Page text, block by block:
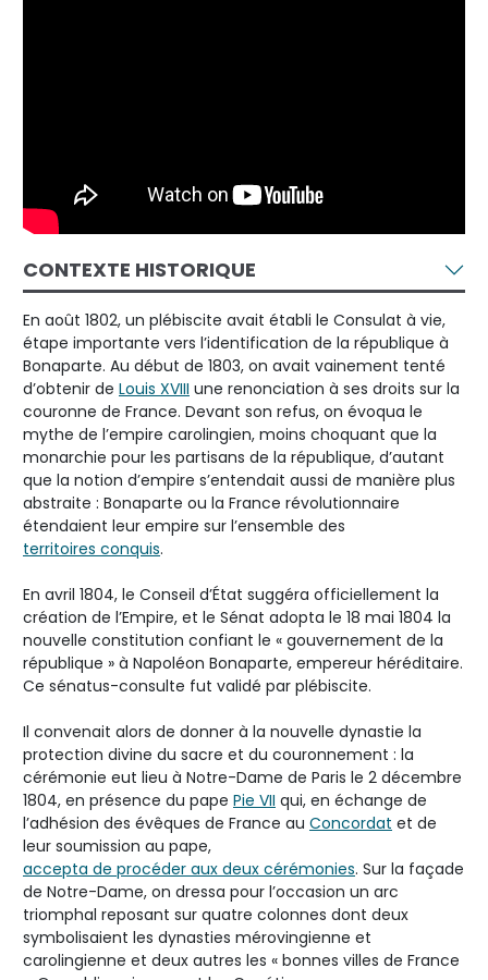
CONTEXTE HISTORIQUE
En août 1802, un plébiscite avait établi le Consulat à vie,
étape importante vers l’identification de la république à
Bonaparte. Au début de 1803, on avait vainement tenté
d’obtenir de Louis XVIII une renonciation à ses droits sur la
couronne de France. Devant son refus, on évoqua le
mythe de l’empire carolingien, moins choquant que la
monarchie pour les partisans de la république, d’autant
que la notion d’empire s’entendait aussi de manière plus
abstraite : Bonaparte ou la France révolutionnaire
étendaient leur empire sur l’ensemble des
territoires conquis.
En avril 1804, le Conseil d’État suggéra officiellement la
création de l’Empire, et le Sénat adopta le 18 mai 1804 la
nouvelle constitution confiant le « gouvernement de la
république » à Napoléon Bonaparte, empereur héréditaire.
Ce sénatus-consulte fut validé par plébiscite.
Il convenait alors de donner à la nouvelle dynastie la
protection divine du sacre et du couronnement : la
cérémonie eut lieu à Notre-Dame de Paris le 2 décembre
1804, en présence du pape Pie VII qui, en échange de
l’adhésion des évêques de France au Concordat et de
leur soumission au pape,
accepta de procéder aux deux cérémonies. Sur la façade
de Notre-Dame, on dressa pour l’occasion un arc
triomphal reposant sur quatre colonnes dont deux
symbolisaient les dynasties mérovingienne et
carolingienne et deux autres les « bonnes villes de France